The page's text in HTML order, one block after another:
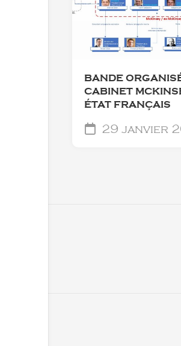
BANDE
CABINET
ÉTAT FRANÇAIS
29 janvier